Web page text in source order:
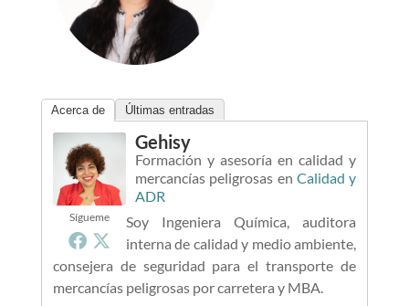
Acerca de Últimas entradas
Sígueme
Gehisy
Formación y asesoría en calidad y
mercancías peligrosas en Calidad y
ADR
Soy Ingeniera Química, auditora
interna de calidad y medio ambiente,
consejera de seguridad para el transporte de
mercancías peligrosas por carretera y MBA.